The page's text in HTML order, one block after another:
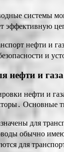
системы
эффективную
нефти и
и
нефти и газа
нефти и
Основные
для
обычно
для